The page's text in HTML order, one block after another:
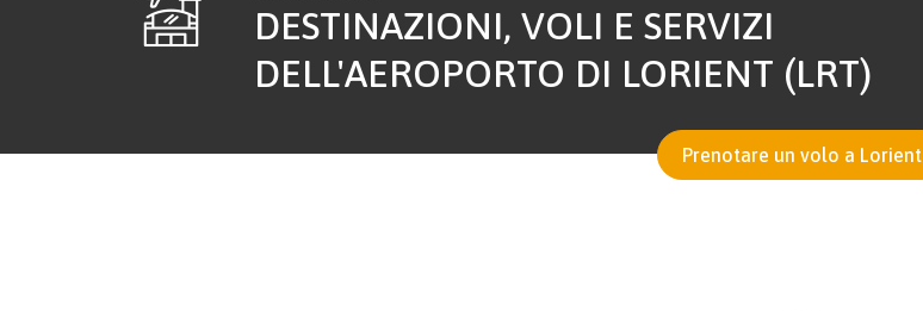
DESTINAZIONI, VOLI E SERVIZI
DELL'AEROPORTO DI LORIENT (LRT)
Prenotare un volo a Lorient